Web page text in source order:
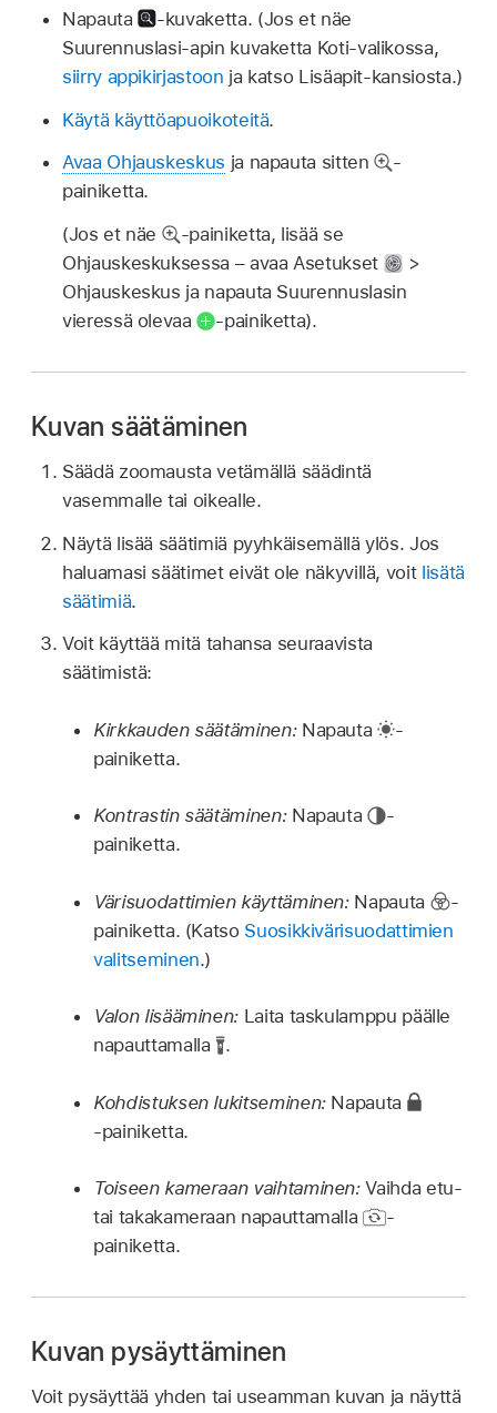
Napauta
-kuvaketta. (Jos et näe
Suurennuslasi-apin kuvaketta Koti-valikossa,
siirry appikirjastoon ja katso Lisäapit-kansiosta.)
Käytä käyttöapuoikoteitä.
Avaa Ohjauskeskus ja napauta sitten
-
painiketta.
(Jos et näe
-painiketta, lisää se
Ohjauskeskuksessa – avaa Asetukset
>
Ohjauskeskus ja napauta Suurennuslasin
vieressä olevaa
-painiketta).
Kuvan säätäminen
Säädä zoomausta vetämällä säädintä
vasemmalle tai oikealle.
Näytä lisää säätimiä pyyhkäisemällä ylös. Jos
haluamasi säätimet eivät ole näkyvillä, voit lisätä
säätimiä.
Voit käyttää mitä tahansa seuraavista
säätimistä:
Kirkkauden säätäminen:Napauta
-
painiketta.
Kontrastin säätäminen:Napauta
-
painiketta.
Värisuodattimien käyttäminen:Napauta
-
painiketta. (Katso Suosikkivärisuodattimien
valitseminen.)
Valon lisääminen: Laita taskulamppu päälle
napauttamalla
.
Kohdistuksen lukitseminen:Napauta
‑painiketta.
Toiseen kameraan vaihtaminen:Vaihda etu-
tai takakameraan napauttamalla
-
painiketta.
Kuvan pysäyttäminen
Voit pysäyttää yhden tai useamman kuvan ja näyttä